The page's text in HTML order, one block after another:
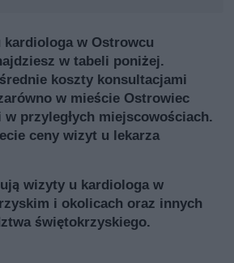
w Ostrowcu
w tabeli poniżej.
koszty konsultacjami
w mieście Ostrowiec
przyległych miejscowościach.
ceny wizyt u lekarza
wizyty u kardiologa w
i okolicach oraz innych
świętokrzyskiego.